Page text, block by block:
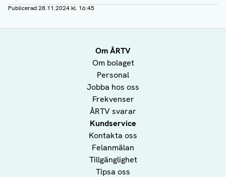
Publicerad28.11.2024 kl. 16:45
Om ÅRTV
Om bolaget
Personal
Jobba hos oss
Frekvenser
ÅRTV svarar
Kundservice
Kontakta oss
Felanmälan
Tillgänglighet
Tipsa oss